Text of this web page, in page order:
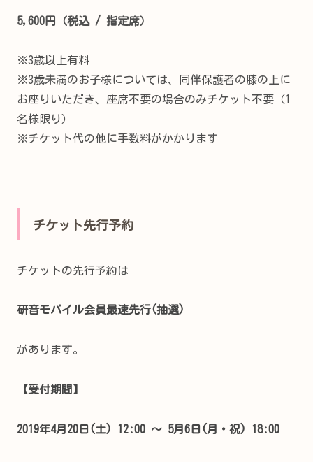
5,600円（税込 / 指定席）
※3歳以上有料
※3歳未満のお子様については、同伴保護者の膝の上に
お座りいただき、座席不要の場合のみチケット不要（1
名様限り）
※チケット代の他に手数料がかかります
チケット先行予約
チケットの先行予約は
研音モバイル会員最速先行(抽選)
があります。
【受付期間】
2019年4月20日(土) 12:00 ～ 5月6日(月・祝) 18:00